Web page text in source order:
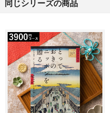
同じシリーズの商品